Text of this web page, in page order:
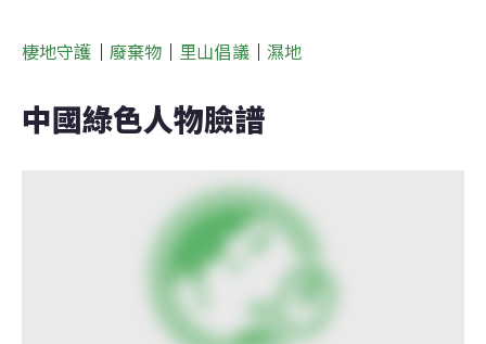
棲地守護 ｜ 廢棄物 ｜ 里山倡議｜ 濕地
中國綠色人物臉譜